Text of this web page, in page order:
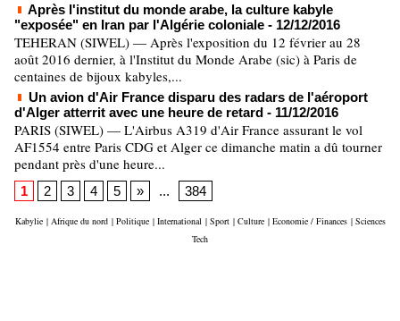
Après l'institut du monde arabe, la culture kabyle
"exposée" en Iran par l'Algérie coloniale - 12/12/2016
TEHERAN (SIWEL) — Après l'exposition du 12 février au 28
août 2016 dernier, à l'Institut du Monde Arabe (sic) à Paris de
centaines de bijoux kabyles,...
Un avion d'Air France disparu des radars de l'aéroport
d'Alger atterrit avec une heure de retard - 11/12/2016
PARIS (SIWEL) — L'Airbus A319 d'Air France assurant le vol
AF1554 entre Paris CDG et Alger ce dimanche matin a dû tourner
pendant près d'une heure...
1 2 3 4 5 » ... 384
Kabylie | Afrique du nord | Politique | International | Sport | Culture | Economie / Finances | Sciences
Tech